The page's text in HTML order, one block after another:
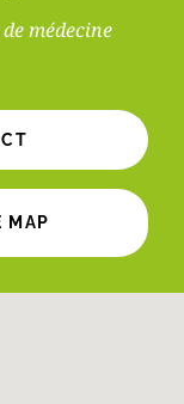
médecine
MAP